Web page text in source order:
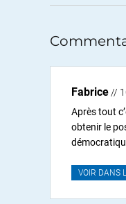
Fabrice //
Après tout
obtenir le
VOIR DANS